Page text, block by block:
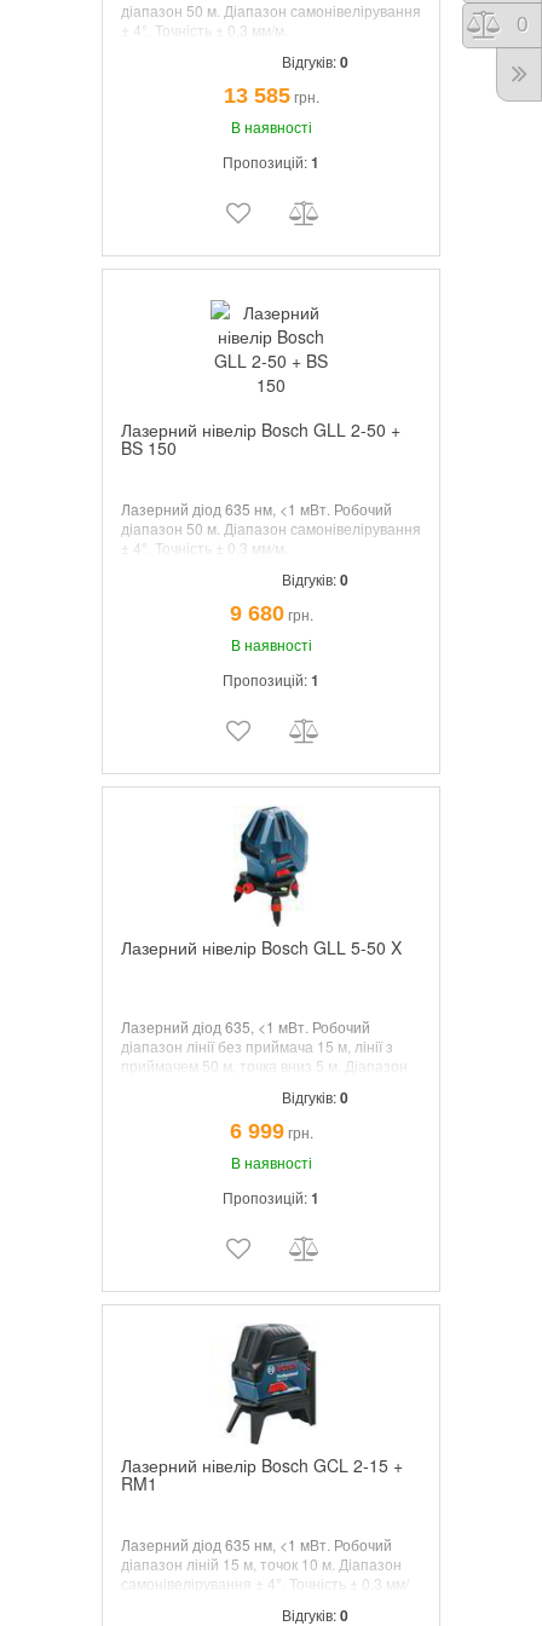
діапазон 50 м. Діапазон самонівелірування
± 4°. Точність ± 0,3 мм/м.
Доповнюється стельовою кліпсою.
Відгуків:0
13 585грн.
В наявності
Пропозицій:1
Лазерний нівелір Bosch GLL 2-50 +
BS 150
Лазерний діод 635 нм, <1 мВт. Робочий
діапазон 50 м. Діапазон самонівелірування
± 4°. Точність ± 0,3 мм/м.
Відгуків:0
9 680грн.
В наявності
Пропозицій:1
Лазерний нівелір Bosch GLL 5-50 X
Лазерний діод 635, <1 мВт. Робочий
діапазон лінії без приймача 15 м, лінії з
приймачем 50 м, точка вниз 5 м. Діапазон
м.Проектує горизонтальну площину і
чотири вертикальні площині під кутом 90
градусів, в зручній сумці для зберігання і
Відгуків:0
6 999грн.
В наявності
Пропозицій:1
Лазерний нівелір Bosch GCL 2-15 +
RM1
Лазерний діод 635 нм, <1 мВт. Робочий
діапазон ліній 15 м, точок 10 м. Діапазон
самонівелірування ± 4°. Точність ± 0,3 мм/
точковий). Має подовжену проекцію
Відгуків:0
0